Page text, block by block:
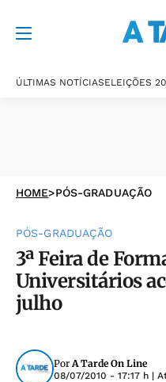
ÚLTIMAS NOTÍCIASELEIÇÕES
HOME>PÓS-GRADUAÇÃO
PÓS-GRADUAÇÃO
3ª Feira de
Universitários
julho
PorA Tarde On Line
08/07/2010 - 17:17 h |